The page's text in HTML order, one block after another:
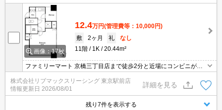
画像：17枚
12.4万円(管理費等：10,000円)
敷
2ヶ月 礼
なし
11階
1K 20.44m²
ファミリーマート 京橋三丁目店まで徒歩2分と近場にコンビニがあ
るのもポイント。収納はシューズボックス・クロゼットなど豊富な
ので、衣類や履き物の整理がしやすく便利です。浴室を乾燥させる
ことでカビの繁殖を防ぐことに役立つ、浴室乾燥機があります。
株式会社リブマックスリーシング 東京駅前店
情報更新日 2026/08/01
詳細を見る
残り7件を表示する